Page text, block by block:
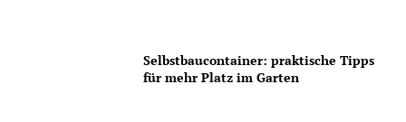
Selbstbaucontainer: praktische Tipps
für mehr Platz im Garten